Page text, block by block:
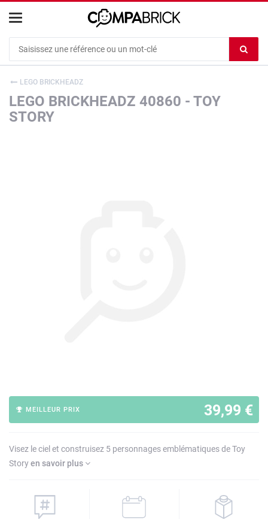
le
LEGO BRICKHEADZ
LEGO BRICKHEADZ 40860 - TOY
STORY
39,99 €
MEILLEUR PRIX
Visez le ciel et construisez 5 personnages emblématiques de Toy
Storyen savoir plus
Cookies management panel